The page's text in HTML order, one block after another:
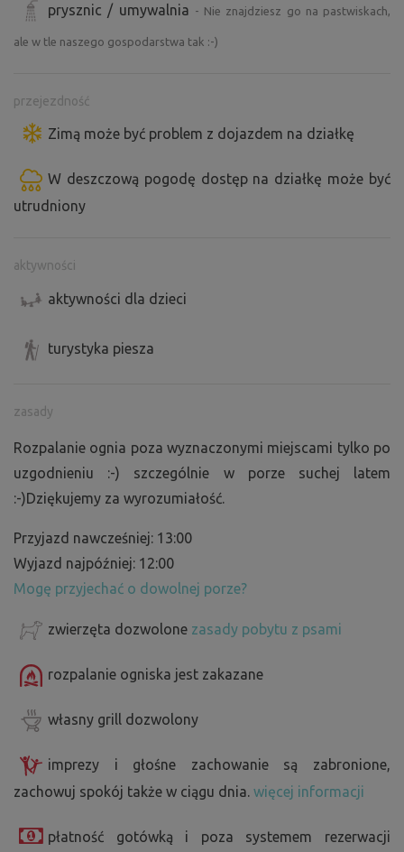
prysznic / umywalnia - Nie znajdziesz go na pastwiskach,
ale w tle naszego gospodarstwa tak :-)
przejezdność
Zimą może być problem z dojazdem na działkę
W deszczową pogodę dostęp na działkę może być
utrudniony
aktywności
aktywności dla dzieci
turystyka piesza
zasady
Rozpalanie ognia poza wyznaczonymi miejscami tylko po
uzgodnieniu :-) szczególnie w porze suchej latem
:-)Dziękujemy za wyrozumiałość.
Przyjazd nawcześniej: 13:00
Wyjazd najpóźniej: 12:00
Mogę przyjechać o dowolnej porze?
zwierzęta dozwolone zasady pobytu z psami
rozpalanie ogniska jest zakazane
własny grill dozwolony
imprezy i głośne zachowanie są zabronione,
zachowuj spokój także w ciągu dnia. więcej informacji
płatność gotówką i poza systemem rezerwacji